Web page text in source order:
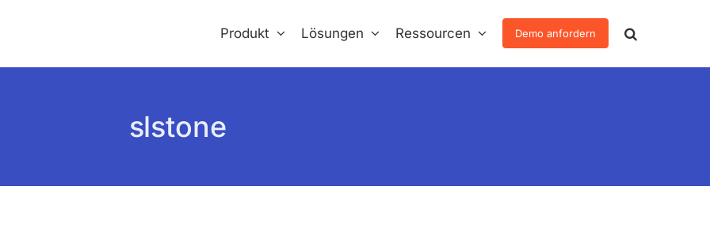
Produkt Lösungen Ressourcen Demo anfordern
slstone